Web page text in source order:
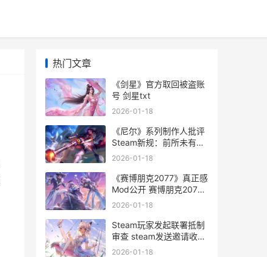
热门文章
《剑星》官方取回被盗账
号 剑星txt
2026-01-18
《尼尔》系列制作人批评
Steam新规：前所未有的
危险！_搞趣网 尼尔系列
2026-01-18
《赛博朋克2077》真正感
Mod公开 赛博朋克2077
不朽武器全收集
2026-01-18
Steam玩家发起联署抵制
审查 steam发送邀请收不
到
2026-01-18